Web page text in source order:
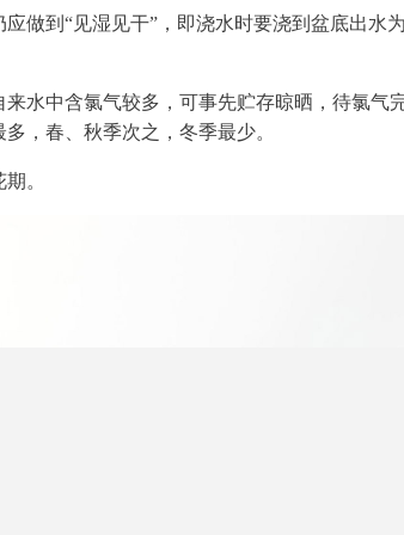
做到“见湿见干”，即浇水时要浇到盆底出水
水中含氯气较多，可事先贮存晾晒，待氯气
，春、秋季次之，冬季最少。
。